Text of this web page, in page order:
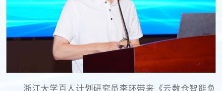
浙江大学百人计划研究员李环带来《云数仓智能负